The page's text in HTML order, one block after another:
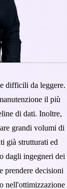
difficili da
il più
di dati. Inoltre,
grandi volumi di
già strutturati ed
dagli ingegneri dei
prendere decisioni
nell'ottimizzazione